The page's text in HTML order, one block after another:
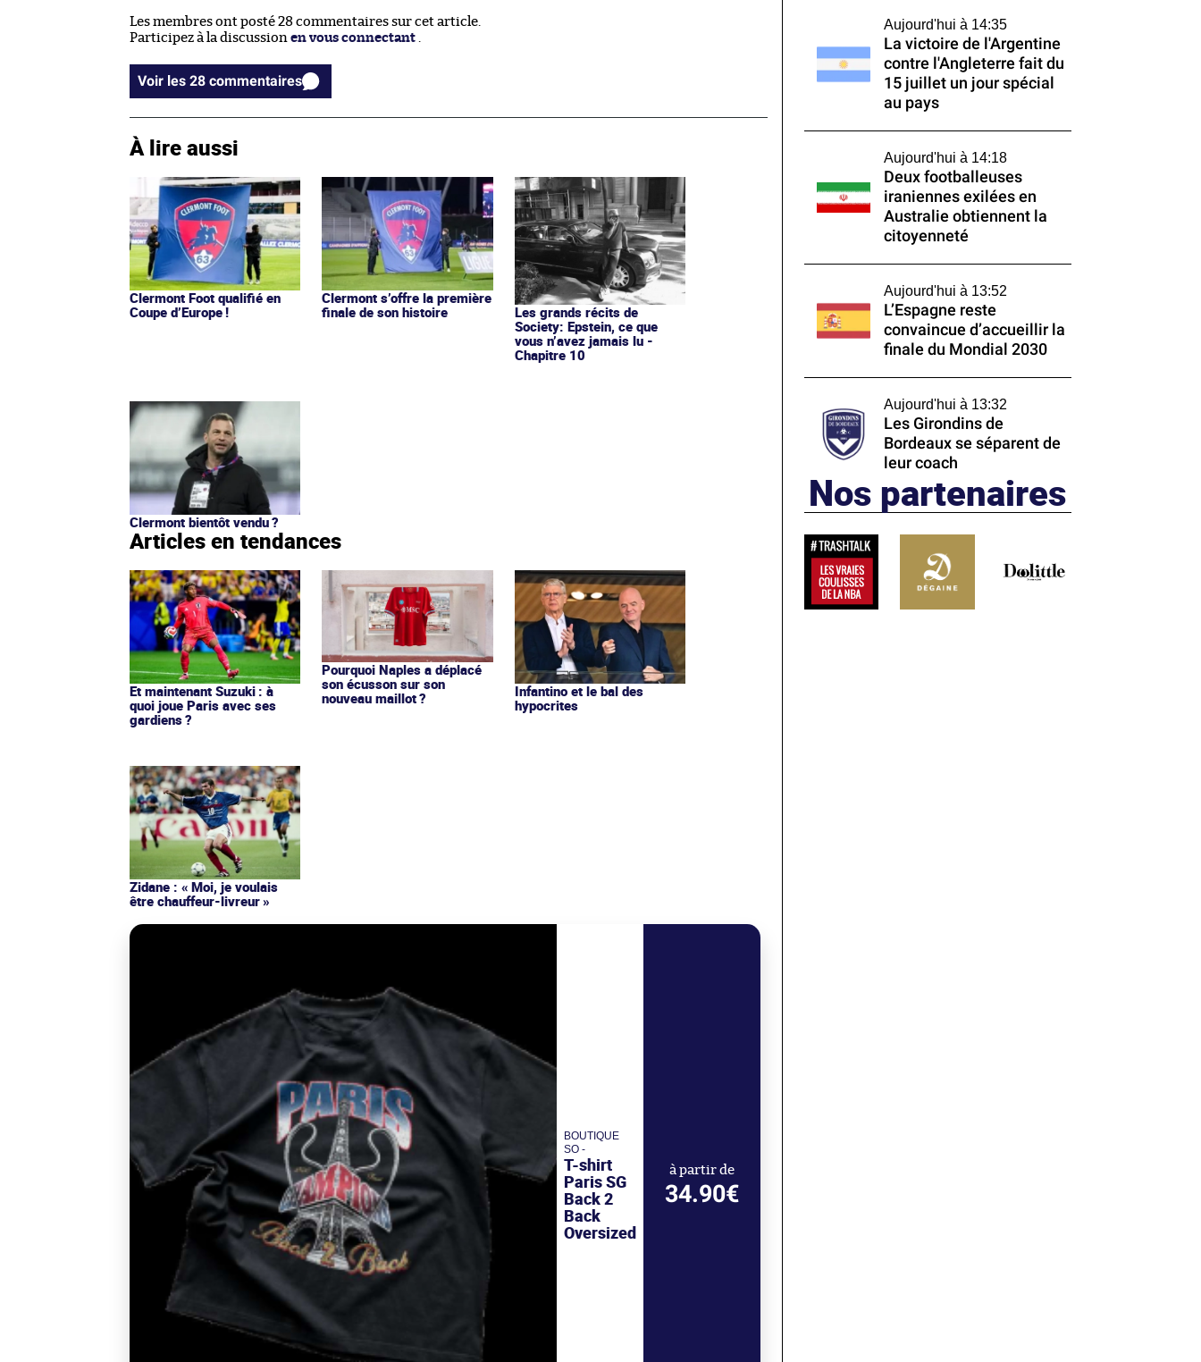
Les membres ont posté 28 commentaires sur cet article.
Participez à la discussion en vous connectant
Voir les 28 commentaires
À lire aussi
Clermont Foot qualifié en
Coupe d’Europe !
Clermont s’offre la première
finale de son histoire
Les grands récits de
Society: Epstein, ce que
vous n’avez jamais lu -
Chapitre 10
Clermont bientôt vendu ?
Articles en tendances
Et maintenant Suzuki : à
quoi joue Paris avec ses
gardiens ?
Pourquoi Naples a déplacé
son écusson sur son
nouveau maillot ?
Infantino et le bal des
hypocrites
Zidane : « Moi, je voulais
être chauffeur-livreur »
BOUTIQUE
SO -
T-shirt
Paris SG
Back 2
Back
Oversized
à partir de
34.90€
Aujourd'hui à 14:35
La victoire de l'Argentine
contre l'Angleterre fait du
15 juillet un jour spécial
au pays
Aujourd'hui à 14:18
Deux footballeuses
iraniennes exilées en
Australie obtiennent la
citoyenneté
Aujourd'hui à 13:52
L’Espagne reste
convaincue d’accueillir la
finale du Mondial 2030
Aujourd'hui à 13:32
Les Girondins de
Bordeaux se séparent de
leur coach
Nos partenaires